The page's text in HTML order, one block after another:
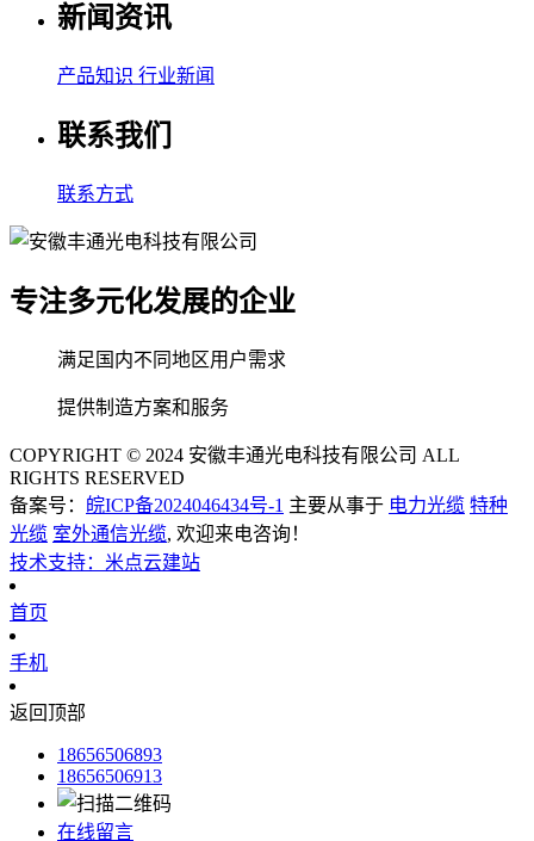
新闻资讯
产品知识 行业新闻
联系我们
联系方式
专注多元化发展的企业
满足国内不同地区用户需求
提供制造方案和服务
COPYRIGHT © 2024 安徽丰通光电科技有限公司 ALL
RIGHTS RESERVED
备案号： 皖ICP备2024046434号-1 主要从事于 电力光缆 特种
光缆 室外通信光缆, 欢迎来电咨询！
技术支持：米点云建站
首页
手机
返回顶部
18656506893
18656506913
在线留言